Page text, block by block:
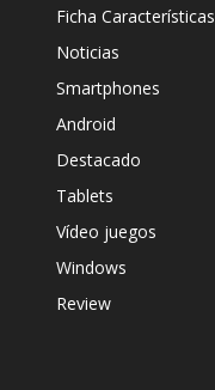
Ficha Características
Noticias
Smartphones
Android
Destacado
Tablets
Vídeo juegos
Windows
Review